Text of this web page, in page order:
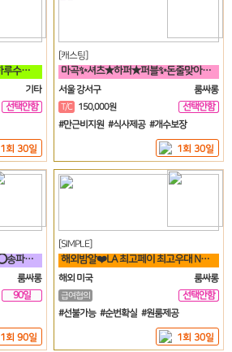
❤️❤️부산 1등갯수 가게❤️❤️하루수입 고수익 가능❤️❤️
기타
선택안함
1회 30일
[캐스팅]
마곡✨셔츠★하퍼★퍼블✨돈줄맞아보자★갯수보장★술강요NO★출퇴근자유⭐
서울 강서구
룸싸롱
T/C 150,000원
선택안함
#만근비지원 #식사제공 #개수보장
1회 30일
⭕편한 룸지정⭕고퀄리티乃⭕송파구⭕방이동⭕잠실⭕석촌동⭕강남구⭕서초구⭕논현동
룸싸롱
90일
1회 90일
[SIMPLE]
해외밤알❤️LA 최고페이 최고우대 No.1 가게에서 직원 모집합니다❤️
해외 미국
룸싸롱
급여협의
선택안함
#선불가능 #순번확실 #원룸제공
1회 30일